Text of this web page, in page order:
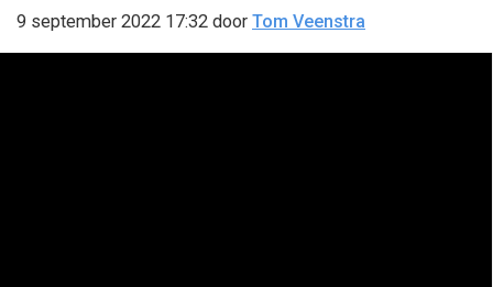
9 september 2022 17:32 door Tom Veenstra